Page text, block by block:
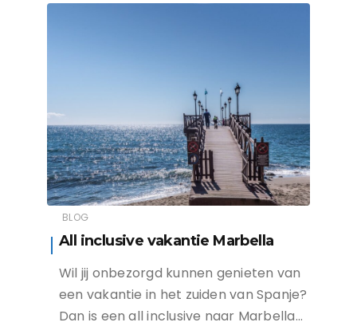
BLOG
All inclusive vakantie Marbella
Wil jij onbezorgd kunnen genieten van
een vakantie in het zuiden van Spanje?
Dan is een all inclusive naar Marbella…